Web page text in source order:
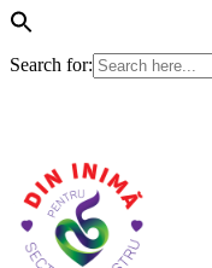
Search for: